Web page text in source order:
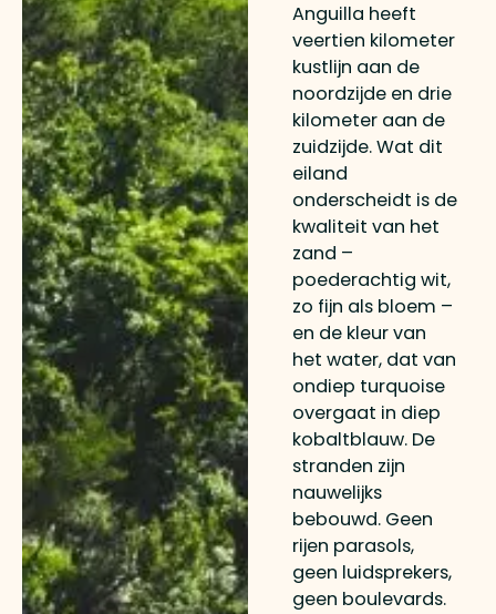
Anguilla heeft
veertien kilometer
kustlijn aan de
noordzijde en drie
kilometer aan de
zuidzijde. Wat dit
eiland
onderscheidt is de
kwaliteit van het
zand –
poederachtig wit,
zo fijn als bloem –
en de kleur van
het water, dat van
ondiep turquoise
overgaat in diep
kobaltblauw. De
stranden zijn
nauwelijks
bebouwd. Geen
rijen parasols,
geen luidsprekers,
geen boulevards.